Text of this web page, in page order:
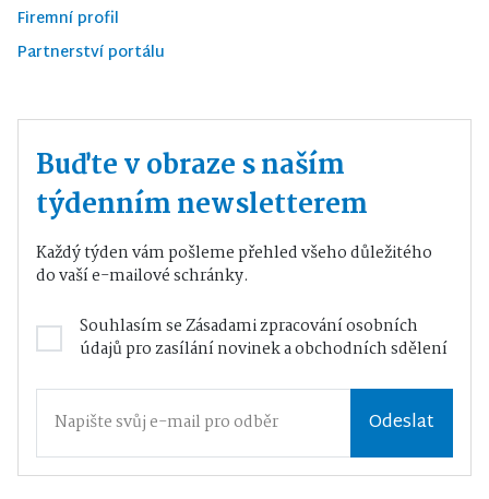
Firemní profil
Partnerství portálu
Buďte v obraze s naším
týdenním newsletterem
Každý týden vám pošleme přehled všeho důležitého
do vaší e-mailové schránky.
Souhlasím seZásadami zpracování osobních
údajůpro zasílání novinek a obchodních sdělení
Odeslat